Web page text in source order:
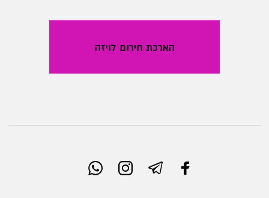
הארכת חירום לויזה